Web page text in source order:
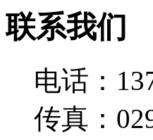
联系我们
电话：
传真：